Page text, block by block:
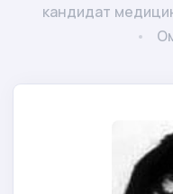
кандидат